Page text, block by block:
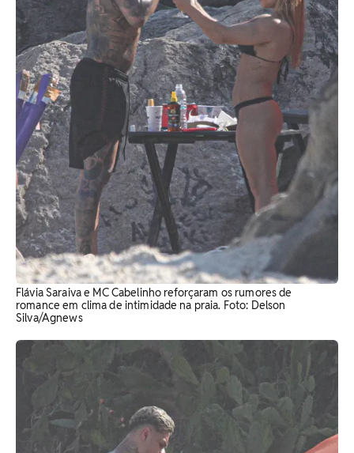
Flávia Saraiva e MC Cabelinho reforçaram os rumores de
romance em clima de intimidade na praia. Foto: Delson
Silva/Agnews